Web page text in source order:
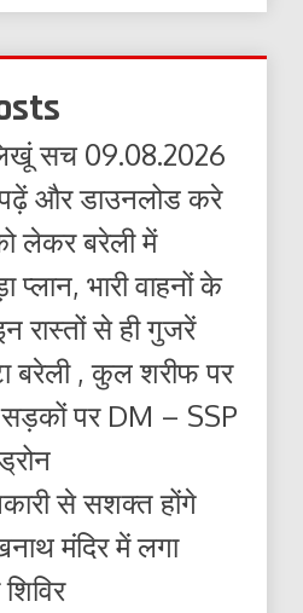
सच 09.08.2026
और डाउनलोड करे
लेकर बरेली में
भारी वाहनों के
से ही गुजरें
बरेली , कुल शरीफ पर
सड़कों पर DM – SSP
से सशक्त होंगे
मंदिर में लगा